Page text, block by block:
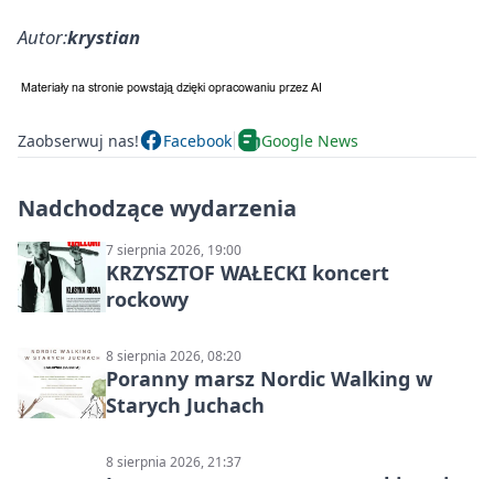
Autor:krystian
Zaobserwuj nas! Facebook Google News
Nadchodzące wydarzenia
7 sierpnia 2026, 19:00
KRZYSZTOF WAŁECKI koncert
rockowy
8 sierpnia 2026, 08:20
Poranny marsz Nordic Walking w
Starych Juchach
8 sierpnia 2026, 21:37